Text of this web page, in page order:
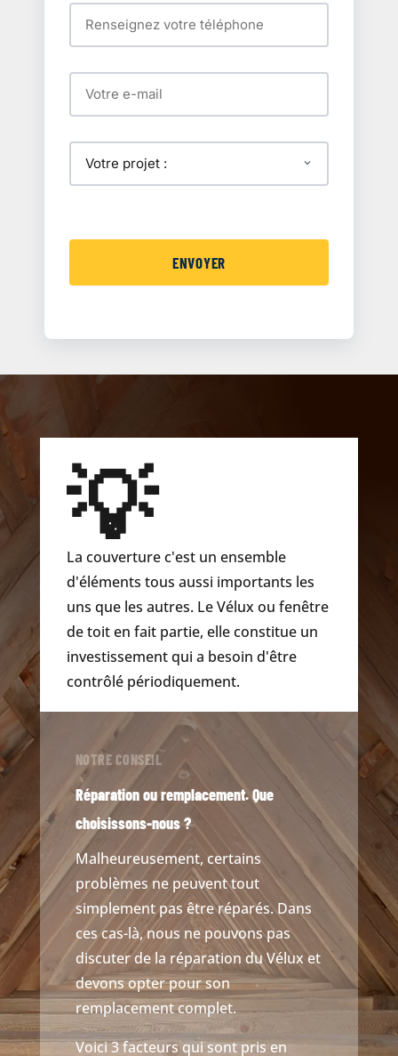
💡
La couverture c'est un ensemble
d'éléments tous aussi importants les
uns que les autres. Le Vélux ou fenêtre
de toit en fait partie, elle constitue un
investissement qui a besoin d'être
contrôlé périodiquement.
NOTRE CONSEIL
Réparation ou remplacement. Que
choisissons-nous ?
Malheureusement, certains
problèmes ne peuvent tout
simplement pas être réparés. Dans
ces cas-là, nous ne pouvons pas
discuter de la réparation du Vélux et
devons opter pour son
remplacement complet.
Voici 3 facteurs qui sont pris en